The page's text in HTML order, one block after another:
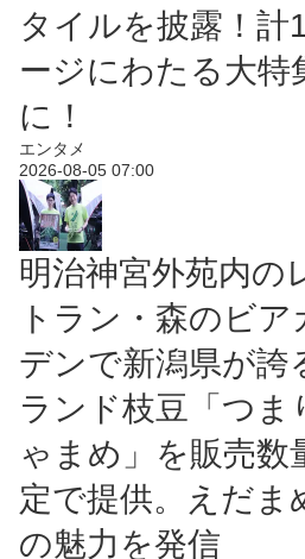
タイルを披露！計
ージにわたる大特
に！
エンタメ
2026-08-05 07:00
明治神宮外苑内の
トラン・森のビア
デンで新潟県が誇
ランド枝豆「つま
ゃまめ」を販売数
定で提供。えだま
の魅力を発信